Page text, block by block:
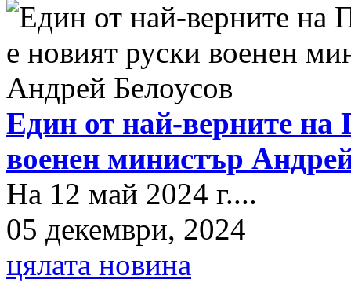
Един от най-верните на
военен министър
На 12 май 2024 г....
05 декември, 2024
цялата новина